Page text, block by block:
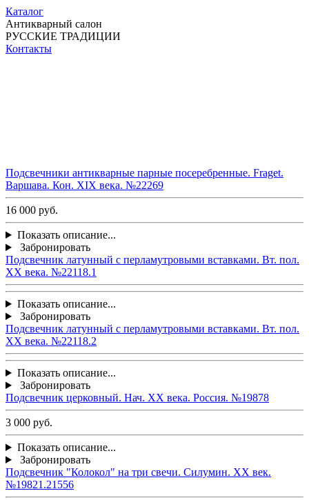
Каталог
Антикварный салон
РУССКИЕ ТРАДИЦИИ
Контакты
Подсвечники антикварные парные посеребренные. Fraget.
Варшава. Кон. ХIХ века. №22269
16 000 руб.
Показать описание...
Забронировать
Подсвечник латунный с перламутровыми вставками. Вт. пол.
ХХ века. №22118.1
Показать описание...
Забронировать
Подсвечник латунный с перламутровыми вставками. Вт. пол.
ХХ века. №22118.2
Показать описание...
Забронировать
Подсвечник церковный. Нач. ХХ века. Россия. №19878
3 000 руб.
Показать описание...
Забронировать
Подсвечник "Колокол" на три свечи. Силумин. ХХ век.
№19821.21556